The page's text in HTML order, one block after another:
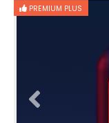
PREMIUM PLUS